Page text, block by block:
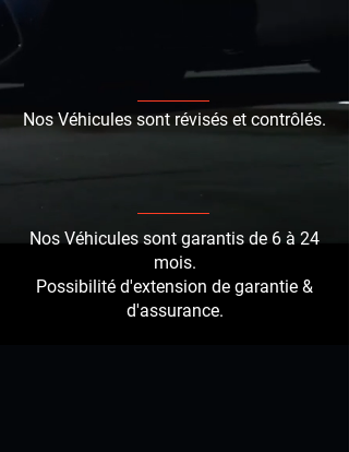
Nos Véhicules sont révisés et contrôlés.
Nos Véhicules sont garantis de 6 à 24
mois.
Possibilité d'extension de garantie &
d'assurance.